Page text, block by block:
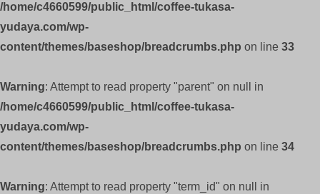
/home/c4660599/public_html/coffee-tukasa-
yudaya.com/wp-
content/themes/baseshop/breadcrumbs.php on line 33
Warning: Attempt to read property "parent" on null in
/home/c4660599/public_html/coffee-tukasa-
yudaya.com/wp-
content/themes/baseshop/breadcrumbs.php on line 34
Warning: Attempt to read property "term_id" on null in